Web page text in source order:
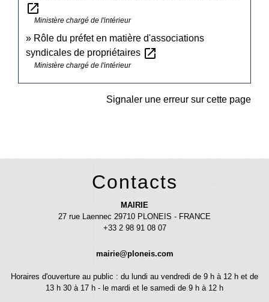
open_in_new
Ministère chargé de l'intérieur
Rôle du préfet en matière d'associations
syndicales de propriétaires open_in_new
Ministère chargé de l'intérieur
Signaler une erreur sur cette page
Contacts
MAIRIE
27 rue Laennec 29710 PLONEIS - FRANCE
+33 2 98 91 08 07
mairie@ploneis.com
Horaires d'ouverture au public : du lundi au vendredi de 9 h à 12 h et de
13 h 30 à 17 h - le mardi et le samedi de 9 h à 12 h